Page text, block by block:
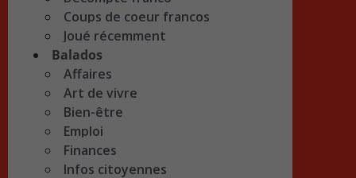
Coups de coeur francos
Joué récemment
Balados
Affaires
Art de vivre
Bien-être
Emploi
Finances
Infos citoyennes